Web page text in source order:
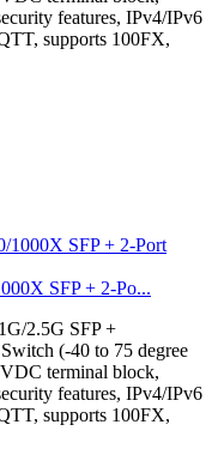
features, IPv4/IPv6
supports 100FX,
SFP + 2-Po...
2.5G SFP +
(-40 to 75 degree
terminal block,
features, IPv4/IPv6
supports 100FX,